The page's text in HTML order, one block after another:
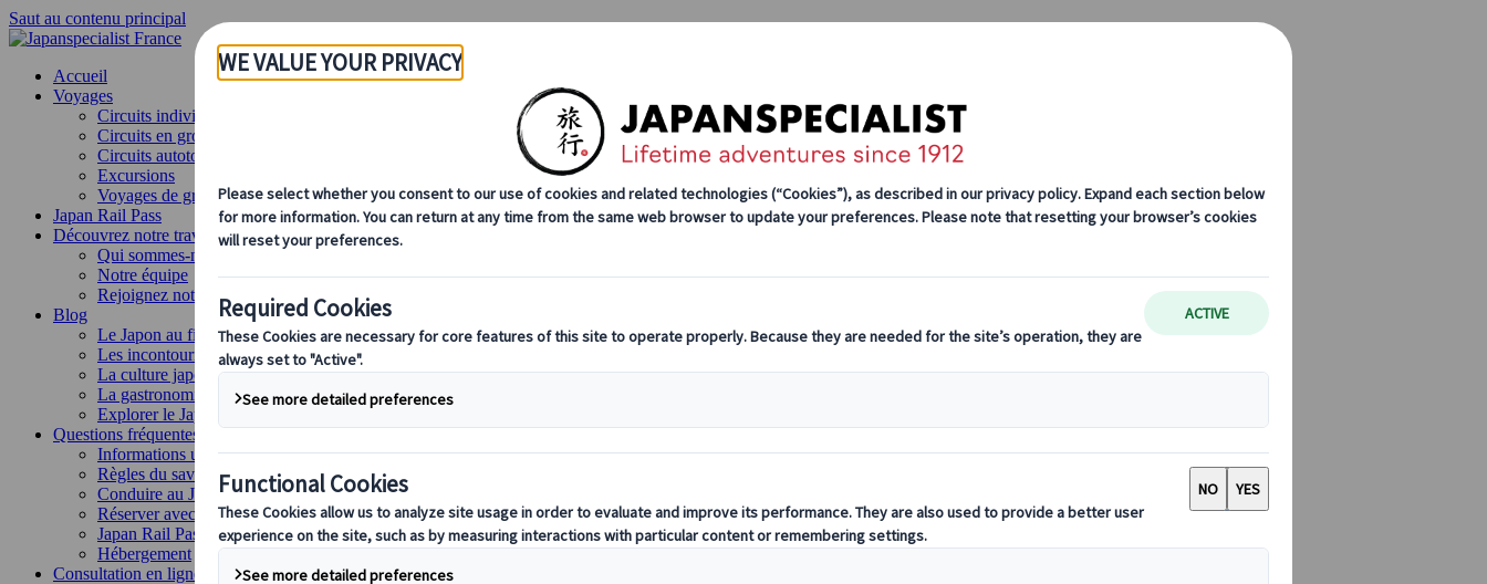
Saut au contenu principal
Accueil
Voyages
Circuits individuels
Circuits en groupe
Circuits autotours
Excursions
Voyages de groupe sur mesure
Japan Rail Pass
Découvrez notre travail
Qui sommes-nous ?
Notre équipe
Rejoignez notre équipe
Blog
Le Japon au fil des saisons
Les incontournables du Japon
La culture japonaise
La gastronomie japonaise
Explorer le Japon en train
Questions fréquentes
Informations utiles
Règles du savoir-vivre au Japon
Conduire au Japon
Réserver avec nous
Japan Rail Pass
Hébergement
Consultation en ligne